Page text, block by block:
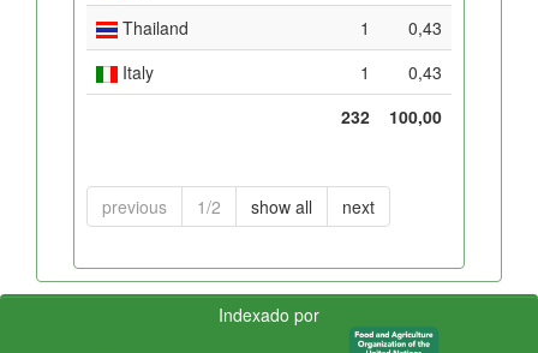
Thailand
1
0,43
Italy
1
0,43
232
100,00
previous 1/2 show all next
Indexado por